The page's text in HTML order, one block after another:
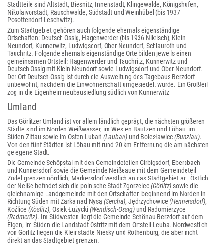
Stadtteile sind Altstadt, Biesnitz, Innenstadt, Klingewalde, Königshufen,
Nikolaivorstadt, Rauschwalde, Südstadt und Weinhübel (bis 1937
Posottendorf-Leschwitz).
Zum Stadtgebiet gehören auch folgende ehemals eigenständige
Ortschaften: Deutsch Ossig, Hagenwerder (bis 1936 Nikrisch), Klein
Neundorf, Kunnerwitz, Ludwigsdorf, Ober-Neundorf, Schlauroth und
Tauchritz. Folgende ehemals eigenständige Orte bilden jeweils einen
gemeinsamen Ortsteil: Hagenwerder und Tauchritz, Kunnerwitz und
Deutsch-Ossig mit Klein Neundorf sowie Ludwigsdorf und Ober-Neundorf.
Der Ort Deutsch-Ossig ist durch die Ausweitung des Tagebaus Berzdorf
unbewohnt, nachdem die Einwohnerschaft umgesiedelt wurde. Ein Großteil
zog in die Eigenheimneubausiedlung südlich von Kunnerwitz.
Umland
Das Görlitzer Umland ist vor allem ländlich geprägt, die nächsten größeren
Städte sind im Norden Weißwasser, im Westen Bautzen und Löbau, im
Süden Zittau sowie im Osten Lubań (Lauban) und Bolesławiec(Bunzlau).
Von den fünf Städten ist Löbau mit rund 20 km Entfernung die am nächsten
gelegene Stadt.
Die Gemeinde Schöpstal mit den Gemeindeteilen Girbigsdorf, Ebersbach
und Kunnersdorf sowie die Gemeinde Neißeaue mit dem Gemeindeteil
Zodel grenzen nördlich, Markersdorf westlich an das Stadtgebiet an. Östlich
der Neiße befindet sich die polnische Stadt Zgorzelec(Görlitz) sowie die
gleichnamige Landgemeinde mit den Ortschaften beginnend im Norden in
Richtung Süden mit Żarka nad Nysą (Sercha), Jędrzychowice (Hennersdorf),
Koźlice (Köslitz), Osiek Łużycki(Wendisch-Ossig) und Radomierzyce
(Radmeritz). Im Südwesten liegt die Gemeinde Schönau-Berzdorf auf dem
Eigen, im Süden die Landstadt Ostritz mit dem Ortsteil Leuba. Nordwestlich
von Görlitz liegen die Kleinstädte Niesky und Rothenburg, die aber nicht
direkt an das Stadtgebiet grenzen.